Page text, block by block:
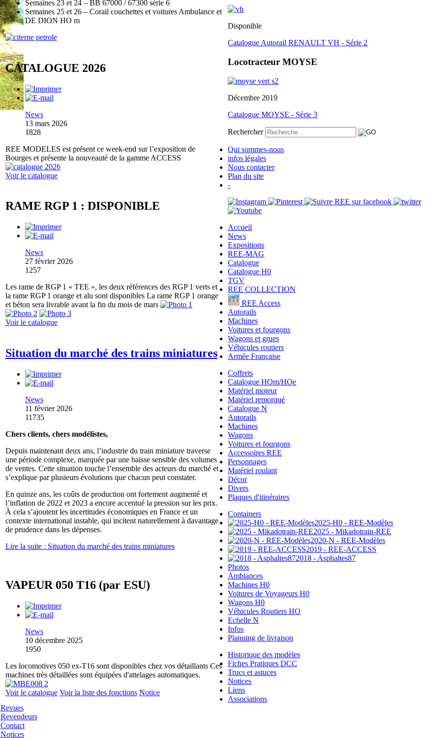
Semaines 23 et 24 – BB 67000 / 67300 série 6
Semaines 25 et 26 – Corail couchettes et voitures Ambulance et
DE DION HO m
CATALOGUE 2026
News
13 mars 2026
1828
REE MODELES est présent ce week-end sur l’exposition de
Bourges et présente la nouveauté de la gamme ACCESS
Voir le catalogue
RAME RGP 1 : DISPONIBLE
News
27 février 2026
1257
Les rame de RGP 1 « TEE », les deux références des RGP 1 verts et
la rame RGP 1 orange et alu sont disponibles La rame RGP 1 orange
et béton sera livrable avant la fin du mois de mars
Voir le catalogue
Situation du marché des trains miniatures
News
11 février 2026
11735
Chers clients, chers modélistes,
Depuis maintenant deux ans, l’industrie du train miniature traverse
une période complexe, marquée par une baisse sensible des volumes
de ventes. Cette situation touche l’ensemble des acteurs du marché et
s’explique par plusieurs évolutions que chacun peut constater.
En quinze ans, les coûts de production ont fortement augmenté et
l’inflation de 2022 et 2023 a encore accentué la pression sur les prix.
À cela s’ajoutent les incertitudes économiques en France et un
contexte international instable, qui incitent naturellement à davantage
de prudence dans les dépenses.
Lire la suite : Situation du marché des trains miniatures
VAPEUR 050 T16 (par ESU)
News
10 décembre 2025
1950
Les locomotives 050 ex-T16 sont disponibles chez vos détaillants Ces
machines très détaillées sont équipées d'attelages automatiques.
Voir le catalogue Voir la liste des fonctions Notice
Disponible
Catalogue Autorail RENAULT VH - Série 2
Locotracteur MOYSE
Décembre 2019
Catalogue MOYSE - Série 3
Rechercher
Qui sommes-nous
infos légales
Nous contacter
Plan du site
-
Accueil
News
Expositions
REE-MAG
Catalogue
Catalogue H0
TGV
REE COLLECTION
REE Access
Autorails
Machines
Voitures et fourgons
Wagons et grues
Véhicules routiers
Armée Française
Coffrets
Catalogue HOm/HOe
Matériel moteur
Matériel remorqué
Catalogue N
Autorails
Machines
Wagons
Voitures et fourgons
Accessoires REE
Personnages
Matériel roulant
Décor
Divers
Plaques d'itinéraires
Containers
2025-H0 - REE-Modèles
2025 - Mikadotrain-REE
2020-N - REE-Modèles
2019 - REE-ACCESS
2018 - Asphaltes87
Photos
Ambiances
Machines H0
Voitures de Voyageurs H0
Wagons H0
Véhicules Routiers HO
Echelle N
Infos
Planning de livraison
Historique des modèles
Fiches Pratiques DCC
Trucs et astuces
Notices
Liens
Associations
Revues
Revendeurs
Contact
Notices